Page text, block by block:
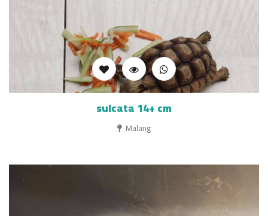
sulcata 14+ cm
Malang